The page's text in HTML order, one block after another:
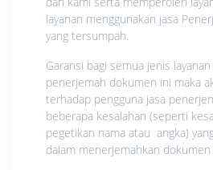
layanan menggunakan jasa
yang tersumpah.
Garansi bagi semua jenis
penerjemah dokumen ini maka
terhadap pengguna jasa
beberapa kesalahan (seperti
pegetikan nama atau angka)
dalam menerjemahkan